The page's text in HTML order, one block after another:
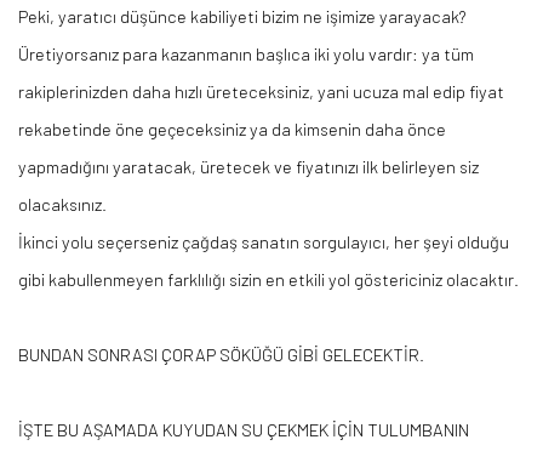
Peki, yaratıcı düşünce kabiliyeti bizim ne işimize yarayacak?
Üretiyorsanız para kazanmanın başlıca iki yolu vardır: ya tüm
rakiplerinizden daha hızlı üreteceksiniz, yani ucuza mal edip fiyat
rekabetinde öne geçeceksiniz ya da kimsenin daha önce
yapmadığını yaratacak, üretecek ve fiyatınızı ilk belirleyen siz
olacaksınız.
İkinci yolu seçerseniz çağdaş sanatın sorgulayıcı, her şeyi olduğu
gibi kabullenmeyen farklılığı sizin en etkili yol göstericiniz olacaktır.
BUNDAN SONRASI ÇORAP SÖKÜĞÜ GİBİ GELECEKTİR.
İŞTE BU AŞAMADA KUYUDAN SU ÇEKMEK İÇİN TULUMBANIN